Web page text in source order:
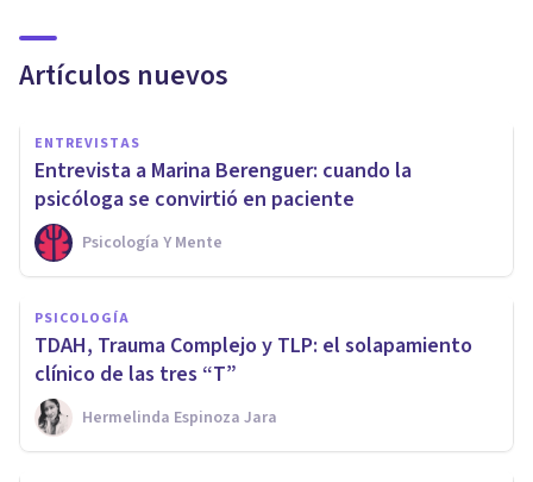
Artículos nuevos
ENTREVISTAS
Entrevista a Marina Berenguer: cuando la
psicóloga se convirtió en paciente
Psicología Y Mente
PSICOLOGÍA
TDAH, Trauma Complejo y TLP: el solapamiento
clínico de las tres “T”
Hermelinda Espinoza Jara